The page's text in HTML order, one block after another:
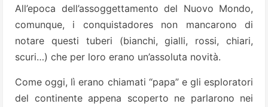
All’epoca dell’assoggettamento del Nuovo Mondo,
comunque, i conquistadores non mancarono di
notare questi tuberi (bianchi, gialli, rossi, chiari,
scuri…) che per loro erano un’assoluta novità.
Come oggi, lì erano chiamati “papa” e gli esploratori
del continente appena scoperto ne parlarono nei